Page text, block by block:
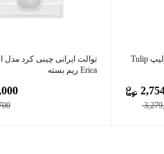
توالت ایرانی چینی کرد مدل تولیپ Tulip
توالت ایرانی چینی کرد مدل
Erica ریم بسته